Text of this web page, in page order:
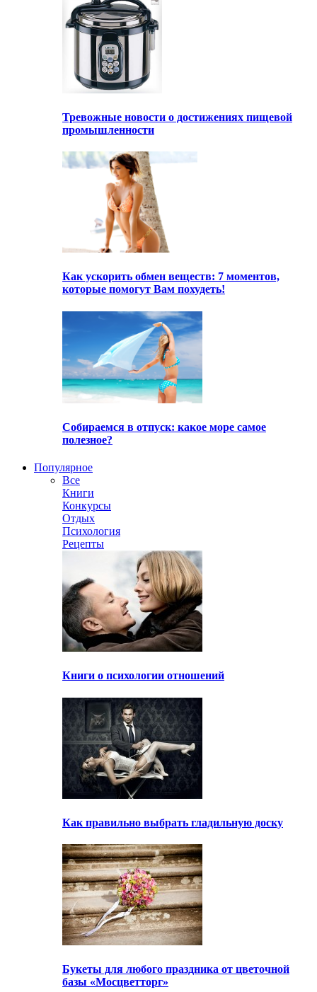
Тревожные новости о достижениях пищевой
промышленности
Как ускорить обмен веществ: 7 моментов,
которые помогут Вам похудеть!
Собираемся в отпуск: какое море самое
полезное?
Популярное
Все
Книги
Конкурсы
Отдых
Психология
Рецепты
Книги о психологии отношений
Как правильно выбрать гладильную доску
Букеты для любого праздника от цветочной
базы «Мосцветторг»